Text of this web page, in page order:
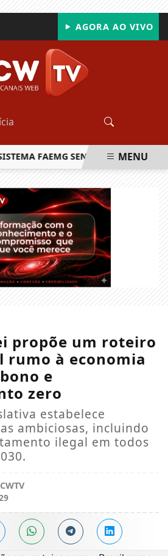
AGORA AO VIVO
FAEMG SENAR LANÇA O PRIMEIRO
MENU
propõe um roteiro
rumo à economia
e
zero
estabelece
ambiciosas, incluindo
ilegal em todos